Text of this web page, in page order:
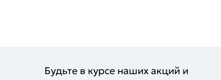
Будьте в курсе наших акций и